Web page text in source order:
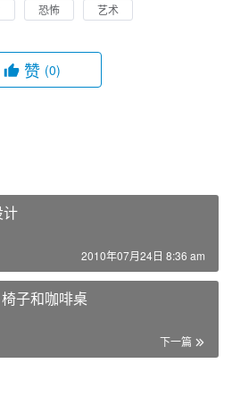
恐怖 艺术
赞 (0)
2010年07月24日 8:36 am
子和咖啡桌
下一篇